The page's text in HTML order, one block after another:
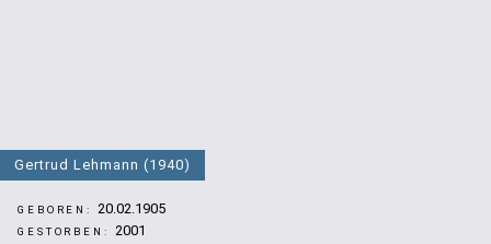
Gertrud Lehmann (1940)
GEBOREN: 20.02.1905
GESTORBEN: 2001